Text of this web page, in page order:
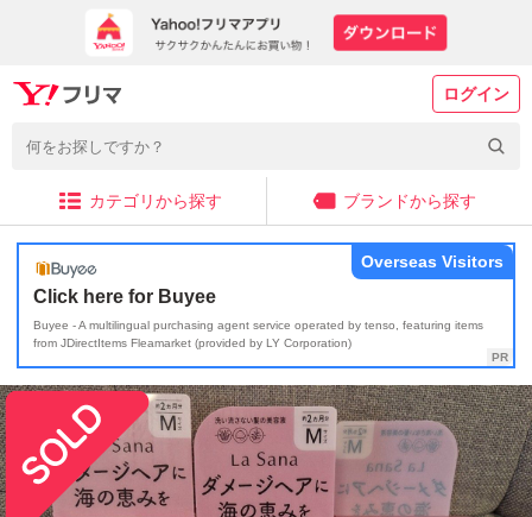
ログイン
カテゴリから探す ブランドから探す
Click here for Buyee
Buyee - A multilingual purchasing agent service operated by tenso, featuring items
from JDirectItems Fleamarket (provided by LY Corporation)
Overseas Visitors